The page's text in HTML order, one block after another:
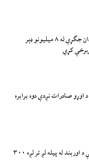
ملګري ملتونه: د سوډان جګړې له ۸ میلیونو ډېر
کړي
اوړو صادرات نږدې دوه برابره
ملګري ملتونه: غزه کې د اوربند له پیله لږ تر لږه ۳۰۰